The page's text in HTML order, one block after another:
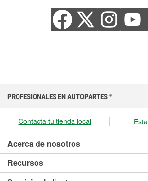
PROFESIONALES EN AUTOPARTES ®
Contacta tu tienda local
Acerca de nosotros
Recursos